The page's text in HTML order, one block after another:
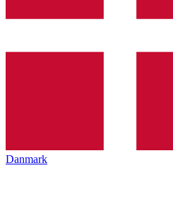
Danmark